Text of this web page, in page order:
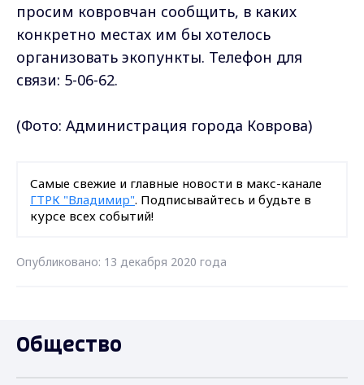
просим ковровчан сообщить, в каких
конкретно местах им бы хотелось
организовать экопункты. Телефон для
связи: 5-06-62.
(Фото: Администрация города Коврова)
Самые свежие и главные новости в макс-канале
ГТРК "Владимир". Подписывайтесь и будьте в
курсе всех событий!
Опубликовано: 13 декабря 2020 года
Общество